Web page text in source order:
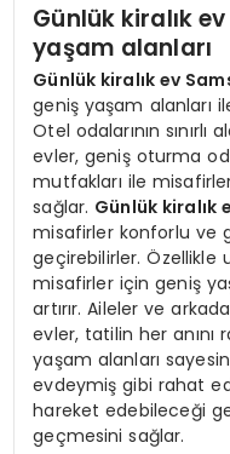
Günlük kiralık
yaşam alanları
Günlük kiralık ev
geniş yaşam alanları
Otel odalarının sınırlı
evler, geniş oturma
mutfakları ile
sağlar. Günlük kiralık
misafirler konforlu ve
geçirebilirler. Özellikle
misafirler için geniş
artırır. Aileler ve
evler, tatilin her anını
yaşam alanları
evdeymiş gibi rahat
hareket edebileceği
geçmesini sağlar.